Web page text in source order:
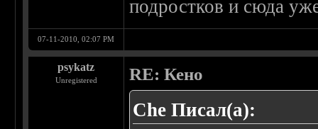
подростков и сюда
07-11-2010, 02:07 PM
psykatz
Unregistered RE: Кено
Che Писал(а):